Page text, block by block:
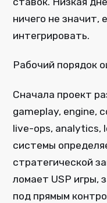
ничего не значит,
интегрировать.
Рабочий порядок
Сначала проект
gameplay, engine,
live-ops, analytics,
системы
стратегической
ломает USP игры,
под прямым